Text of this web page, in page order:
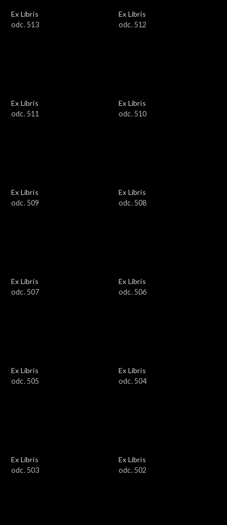
Ex Libris
odc. 513
Ex Libris
odc. 512
Ex Libris
odc. 511
Ex Libris
odc. 510
Ex Libris
odc. 509
Ex Libris
odc. 508
Ex Libris
odc. 507
Ex Libris
odc. 506
Ex Libris
odc. 505
Ex Libris
odc. 504
Ex Libris
odc. 503
Ex Libris
odc. 502